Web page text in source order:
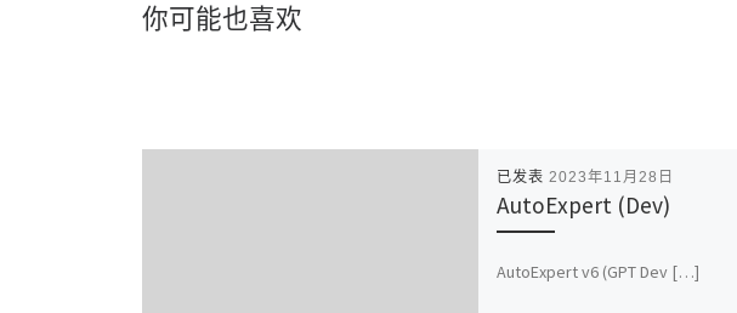
你可能也喜欢
已发表 2023年11月28日
AutoExpert (Dev)
AutoExpert v6 (GPT Dev […]